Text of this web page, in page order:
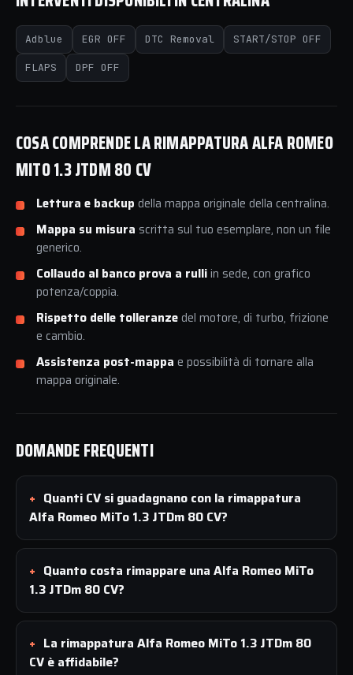
Adblue EGR OFF DTC Removal START/STOP OFF
FLAPS DPF OFF
COSA COMPRENDE LA RIMAPPATURA ALFA ROMEO
MITO 1.3 JTDM 80 CV
Lettura e backup della mappa originale della centralina.
Mappa su misura scritta sul tuo esemplare, non un file
generico.
Collaudo al banco prova a rulliin sede, con grafico
potenza/coppia.
Rispetto delle tolleranzedel motore, di turbo, frizione
e cambio.
Assistenza post-mappa e possibilità di tornare alla
mappa originale.
DOMANDE FREQUENTI
Quanti CV si guadagnano con la rimappatura
Alfa Romeo MiTo 1.3 JTDm 80 CV?
Quanto costa rimappare una Alfa Romeo MiTo
1.3 JTDm 80 CV?
La rimappatura Alfa Romeo MiTo 1.3 JTDm 80
CV è affidabile?